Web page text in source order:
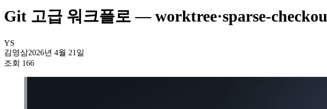
Git 고급 워크플로 — worktree·sparse-
YS
김영삼2026년 4월 21일
조회 166